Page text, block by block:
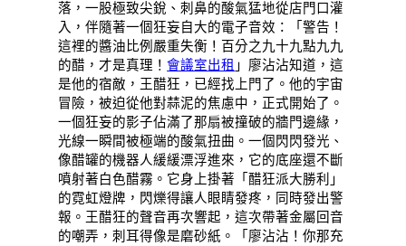
落，一股極致尖銳、刺鼻的酸氣猛地從店門口灌
入，伴隨著一個狂妄自大的電子音效：「警告！
這裡的醬油比例嚴重失衡！百分之九十九點九九
的醋，才是真理！會議室出租 」廖沾沾知道，這
是他的宿敵，王醋狂，已經找上門了。他的宇宙
冒險，被迫從他對蒜泥的焦慮中，正式開始了。
一個狂妄的影子佔滿了那扇被撞破的牆門邊緣，
光線一瞬間被極端的酸氣扭曲。一個閃閃發光、
像醋罐的機器人緩緩漂浮進來，它的底座還不斷
噴射著白色醋霧。它身上掛著「醋狂派大勝利」
的霓虹燈牌，閃爍得讓人眼睛發疼，同時發出警
報。王醋狂的聲音再次響起，這次帶著金屬回音
的嘲弄，刺耳得像是磨砂紙。「廖沾沾！你那充